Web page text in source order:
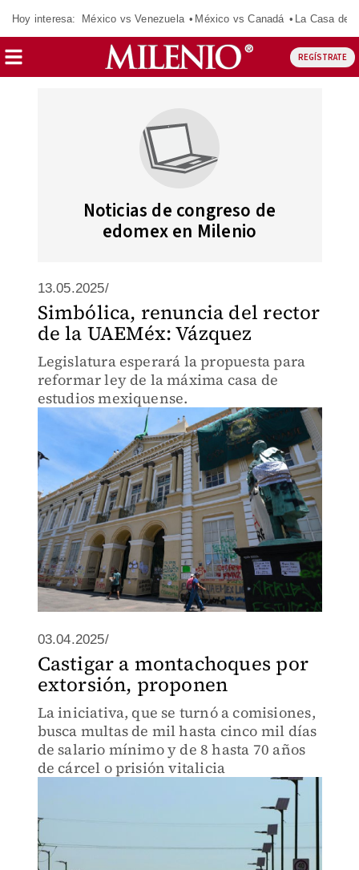
Hoy interesa: México vs Venezuela México vs Canadá La Casa de
REGÍSTRATE
Noticias de congreso de
edomex en Milenio
13.05.2025/
Simbólica, renuncia del rector
de la UAEMéx: Vázquez
Legislatura esperará la propuesta para
reformar ley de la máxima casa de
estudios mexiquense.
03.04.2025/
Castigar a montachoques por
extorsión, proponen
La iniciativa, que se turnó a comisiones,
busca multas de mil hasta cinco mil días
de salario mínimo y de 8 hasta 70 años
de cárcel o prisión vitalicia